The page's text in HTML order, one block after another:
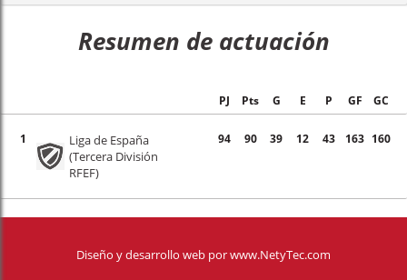
Resumen de actuación
PJ Pts G E P GF GC
1
Liga de España
(Tercera División
RFEF)
94 90 39 12 43 163 160
Diseño y desarrollo web porwww.NetyTec.com